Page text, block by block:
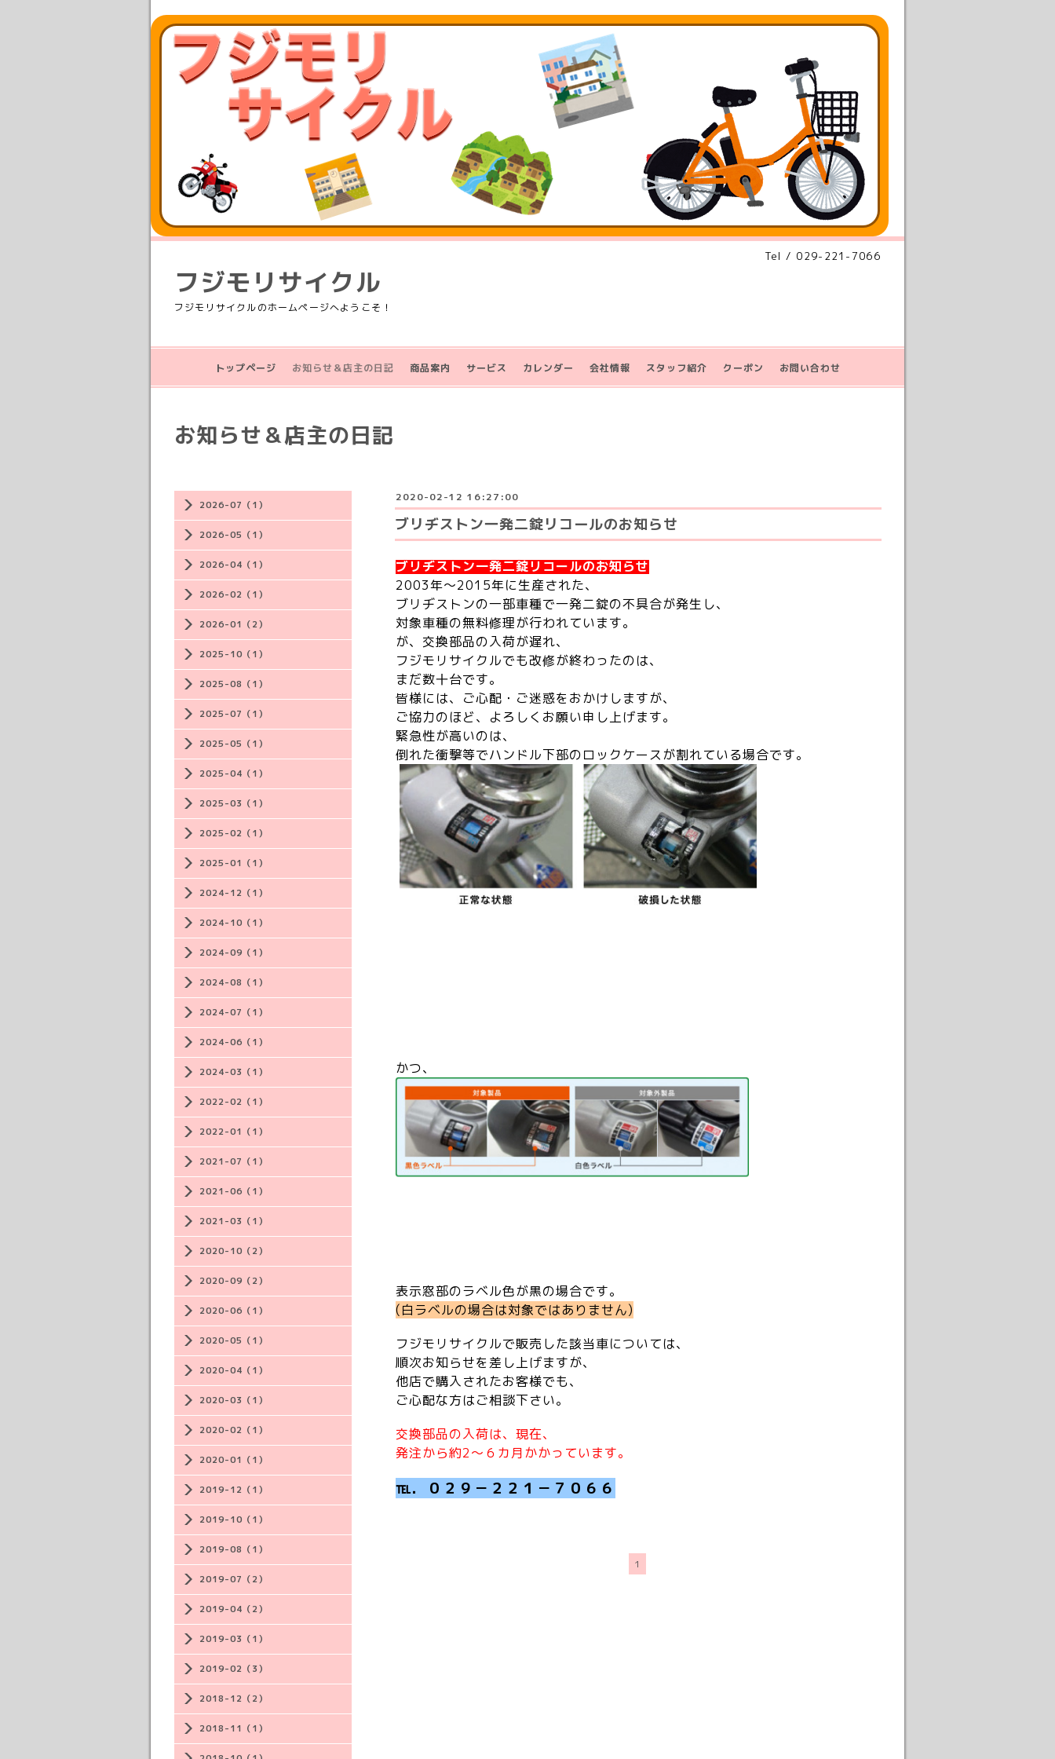
Tel / 029-221-7066
フジモリサイクル
フジモリサイクルのホームページへようこそ！
トップページ お知らせ＆店主の日記 商品案内 サービス カレンダー 会社情報 スタッフ紹介 クーポン お問い合わせ
2026-07（1）
2026-05（1）
2026-04（1）
2026-02（1）
2026-01（2）
2025-10（1）
2025-08（1）
2025-07（1）
2025-05（1）
2025-04（1）
2025-03（1）
2025-02（1）
2025-01（1）
2024-12（1）
2024-10（1）
2024-09（1）
2024-08（1）
2024-07（1）
2024-06（1）
2024-03（1）
2022-02（1）
2022-01（1）
2021-07（1）
2021-06（1）
2021-03（1）
2020-10（2）
2020-09（2）
2020-06（1）
2020-05（1）
2020-04（1）
2020-03（1）
2020-02（1）
2020-01（1）
2019-12（1）
2019-10（1）
2019-08（1）
2019-07（2）
2019-04（2）
2019-03（1）
2019-02（3）
2018-12（2）
2018-11（1）
お知らせ＆店主の日記
2020-02-12 16:27:00
ブリヂストン一発二錠リコールのお知らせ
ブリヂストン一発二錠リコールのお知らせ
2003年～2015年に生産された、
ブリヂストンの一部車種で一発二錠の不具合が発生し、
対象車種の無料修理が行われています。
が、交換部品の入荷が遅れ、
フジモリサイクルでも改修が終わったのは、
まだ数十台です。
皆様には、ご心配・ご迷惑をおかけしますが、
ご協力のほど、よろしくお願い申し上げます。
緊急性が高いのは、
倒れた衝撃等でハンドル下部のロックケースが割れている場合です。
かつ、
表示窓部のラベル色が黒の場合です。
(白ラベルの場合は対象ではありません)
フジモリサイクルで販売した該当車については、
順次お知らせを差し上げますが、
他店で購入されたお客様でも、
ご心配な方はご相談下さい。
交換部品の入荷は、現在、
発注から約2～６カ月かかっています。
℡．０２９－２２１－７０６６
1